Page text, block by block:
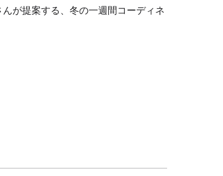
が提案する、冬の一週間コーディネ